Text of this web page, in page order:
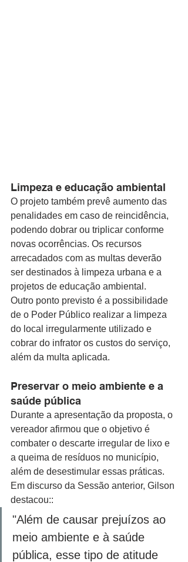
Limpeza e educação ambiental
O projeto também prevê aumento das
penalidades em caso de reincidência,
podendo dobrar ou triplicar conforme
novas ocorrências. Os recursos
arrecadados com as multas deverão
ser destinados à limpeza urbana e a
projetos de educação ambiental.
Outro ponto previsto é a possibilidade
de o Poder Público realizar a limpeza
do local irregularmente utilizado e
cobrar do infrator os custos do serviço,
além da multa aplicada.
Preservar o meio ambiente e a
saúde pública
Durante a apresentação da proposta, o
vereador afirmou que o objetivo é
combater o descarte irregular de lixo e
a queima de resíduos no município,
além de desestimular essas práticas.
Em discurso da Sessão anterior, Gilson
destacou::
"Além de causar prejuízos ao
meio ambiente e à saúde
pública, esse tipo de atitude